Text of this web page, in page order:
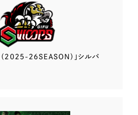
（2025-26SEASON）」 シルバ